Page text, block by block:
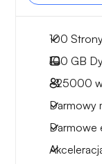
100
100 GB
~25000
Darmowy
Darmowe